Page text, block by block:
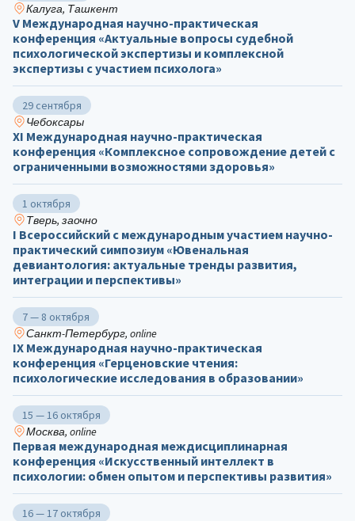
Калуга, Ташкент
V Международная научно-практическая
конференция «Актуальные вопросы судебной
психологической экспертизы и комплексной
экспертизы с участием психолога»
29 сентября
Чебоксары
ХΙ Международная научно-практическая
конференция «Комплексное сопровождение детей с
ограниченными возможностями здоровья»
1 октября
Тверь, заочно
I Всероссийский с международным участием научно-
практический симпозиум «Ювенальная
девиантология: актуальные тренды развития,
интеграции и перспективы»
7 — 8 октября
Санкт-Петербург, online
IX Международная научно-практическая
конференция «Герценовские чтения:
психологические исследования в образовании»
15 — 16 октября
Москва, online
Первая международная междисциплинарная
конференция «Искусственный интеллект в
психологии: обмен опытом и перспективы развития»
16 — 17 октября